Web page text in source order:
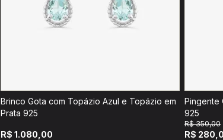
Brinco Gota com Topázio Azul e Topázio em
Prata 925
R$ 1.080,00
Pingente
925
R$ 350,00
R$